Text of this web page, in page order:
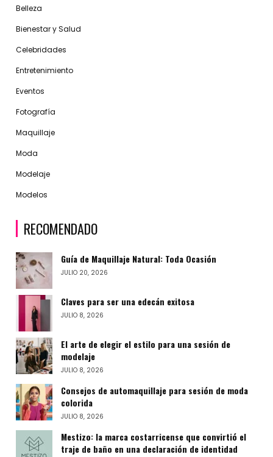
Belleza
Bienestar y Salud
Celebridades
Entretenimiento
Eventos
Fotografía
Maquillaje
Moda
Modelaje
Modelos
RECOMENDADO
Guía de Maquillaje Natural: Toda Ocasión
JULIO 20, 2026
Claves para ser una edecán exitosa
JULIO 8, 2026
El arte de elegir el estilo para una sesión de
modelaje
JULIO 8, 2026
Consejos de automaquillaje para sesión de moda
colorida
JULIO 8, 2026
Mestizo: la marca costarricense que convirtió el
traje de baño en una declaración de identidad